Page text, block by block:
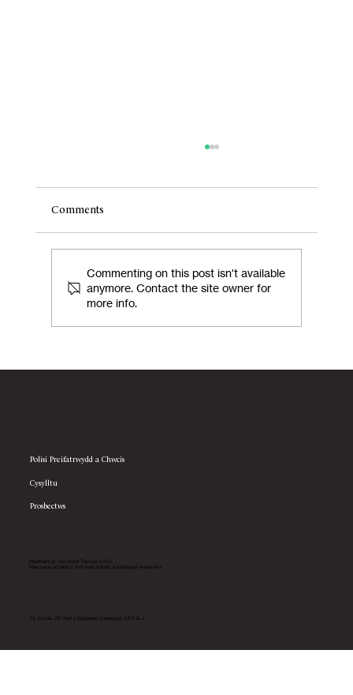
Lansio Gwasanaeth Recriwtio Cymraeg
Comments
Commenting on this post isn't available
anymore. Contact the site owner for
more info.
Hawlfraint @ Goodson Thomas 2023
Mae ouma yn falch o fod wedi dylunio a datblygu'r wefan hon.
Tŷ Sophia, 28 Heol y Gadeirlan, Caerdydd, CF11 9LJ
Polisi Preifatrwydd a Chwcis
Cysylltu
Prosbectws